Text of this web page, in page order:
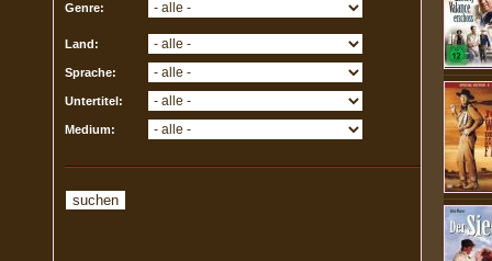
Genre:
Land:
Sprache:
Untertitel:
Medium: